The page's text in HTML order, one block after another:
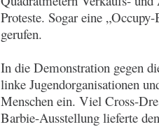
Proteste. Sogar eine
gerufen.
In die Demonstration gegen
linke Jugendorganisationen
Menschen ein. Viel Cross-
Barbie-Ausstellung lieferte